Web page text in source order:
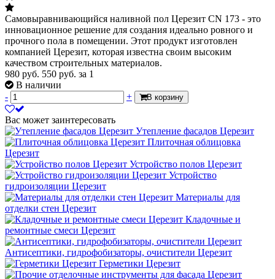
Самовыравнивающийся наливной пол Церезит CN 173 - это
инновационное решение для создания идеально ровного и
прочного пола в помещении. Этот продукт изготовлен
компанией Церезит, которая известна своим высоким
качеством строительных материалов.
980 руб. 550 руб. за 1
В наличии
-
+ В корзину
Вас может заинтересовать
Утепление фасадов Церезит
Плиточная облицовка
Церезит
Устройство полов Церезит
Устройство
гидроизоляции Церезит
Материалы для
отделки стен Церезит
Кладочные и
ремонтные смеси Церезит
Антисептики, гидрофобизаторы, очистители Церезит
Герметики Церезит